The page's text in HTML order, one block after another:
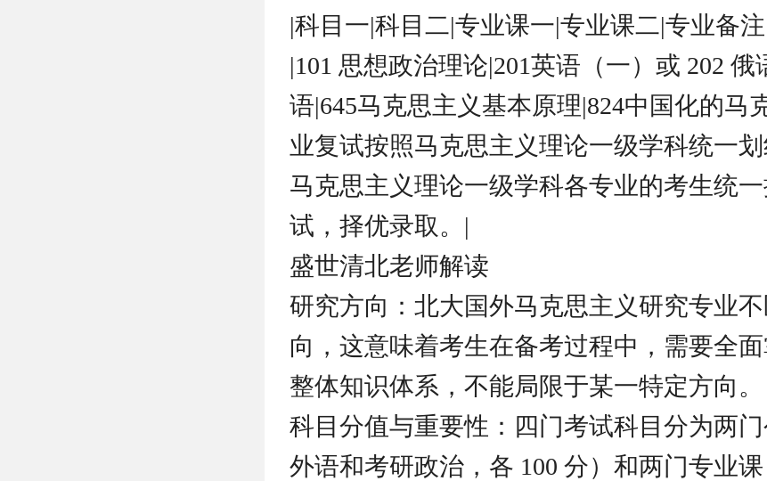
|科目一|科目二|专业课一|专业课二|专业备
|101 思想政治理论|201英语（一）或 202 俄
语|645马克思主义基本原理|824中国化的马
业复试按照马克思主义理论一级学科统一
马克思主义理论一级学科各专业的考生统
试，择优录取。|
盛世清北老师解读
研究方向：北大国外马克思主义研究专业
向，这意味着考生在备考过程中，需要全
整体知识体系，不能局限于某一特定方向。
科目分值与重要性：四门考试科目分为两
外语和考研政治，各 100 分）和两门专业课